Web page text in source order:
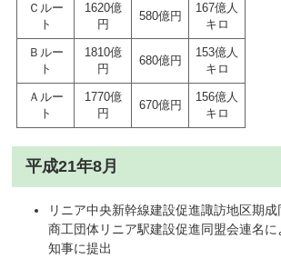
Ｃルー
ト
1620億
円
580億円
167億人
キロ
Ｂルー
ト
1810億
円
680億円
153億人
キロ
Ａルー
ト
1770億
円
670億円
156億人
キロ
平成21年8月
リニア中央新幹線建設促進諏訪地区期
商工団体リニア駅建設促進同盟会連名
知事に提出